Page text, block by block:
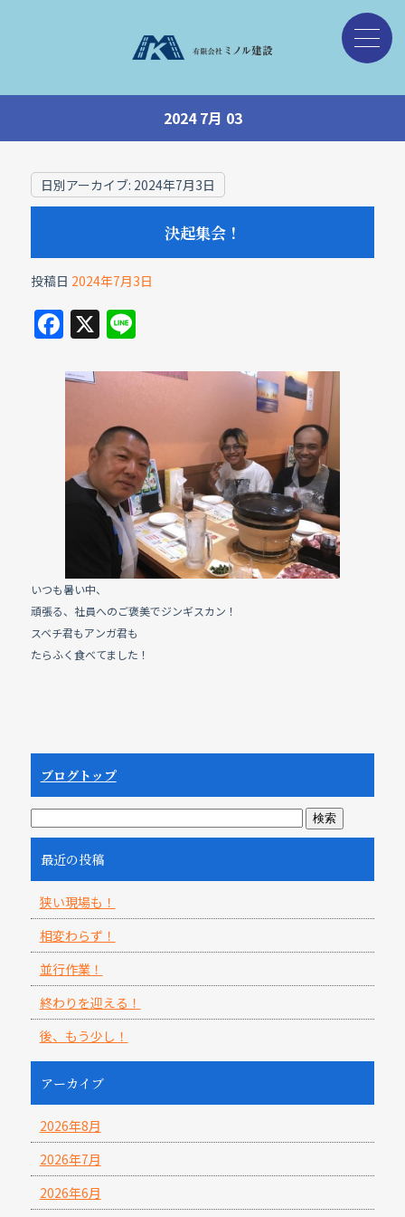
2024 7月 03
日別アーカイブ: 2024年7月3日
決起集会！
投稿日 2024年7月3日
F
c
o
o
X Li
e
いつも暑い中、
頑張る、社員へのご褒美でジンギスカン！
スベチ君もアンガ君も
たらふく食べてました！
ブログトップ
最近の投稿
狭い現場も！
相変わらず！
並行作業！
終わりを迎える！
後、もう少し！
アーカイブ
2026年8月
2026年7月
2026年6月